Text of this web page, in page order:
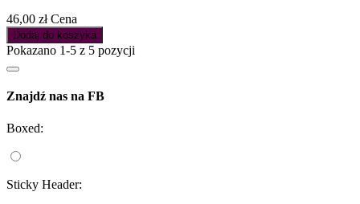
46,00 zł Cena
Dodaj do koszyka
Pokazano 1-5 z 5 pozycji
Znajdź nas na FB
Boxed:
Sticky Header: